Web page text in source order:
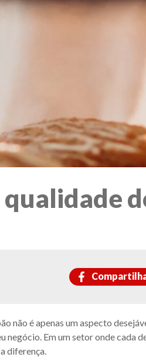
não é apenas um aspecto
negócio. Em um setor onde cada
diferença.